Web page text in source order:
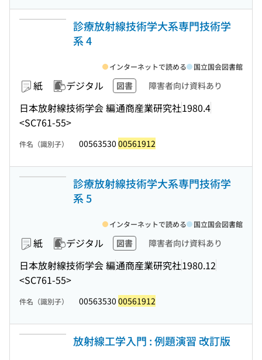
診療放射線技術学大系専門技術学
系 4
紙 デジタル 図書 障害者向け資料あり
日本放射線技術学会 編通商産業研究社1980.4
<SC761-55>
インターネットで読める 国立国会図書館
件名（識別子） 00563530 00561912
診療放射線技術学大系専門技術学
系 5
紙 デジタル 図書 障害者向け資料あり
日本放射線技術学会 編通商産業研究社1980.12
<SC761-55>
インターネットで読める 国立国会図書館
件名（識別子） 00563530 00561912
放射線工学入門 : 例題演習 改訂版